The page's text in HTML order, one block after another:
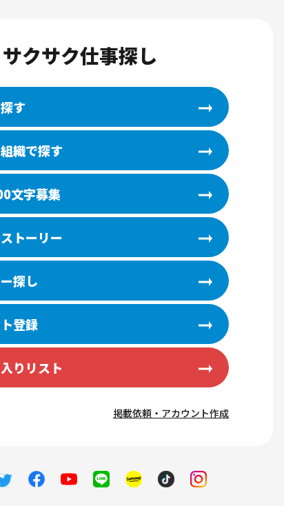
ッジ メシのネタになるコミュニティの話 freeeで確定申告
MATCH 澤田経営道場コラム りょかちのお金のハナシ
トとワタシ チップスくんのお金と仕事
サクサク仕事探し
す
織で探す
文字募集
トーリー
探し
登録
りリスト
掲載依頼・アカウント作成